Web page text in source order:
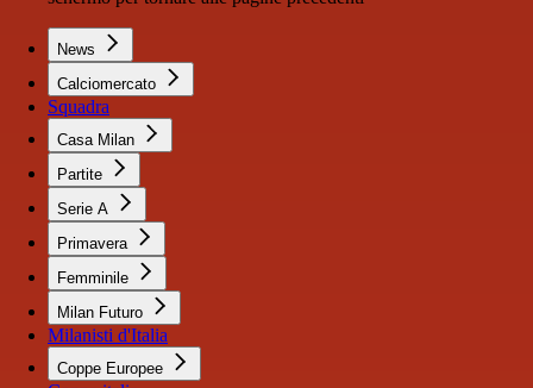
News
Calciomercato
Squadra
Casa Milan
Partite
Serie A
Primavera
Femminile
Milan Futuro
Milanisti d'Italia
Coppe Europee